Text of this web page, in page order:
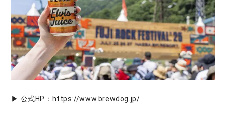
▶ 公式HP： https://www.brewdog.jp/